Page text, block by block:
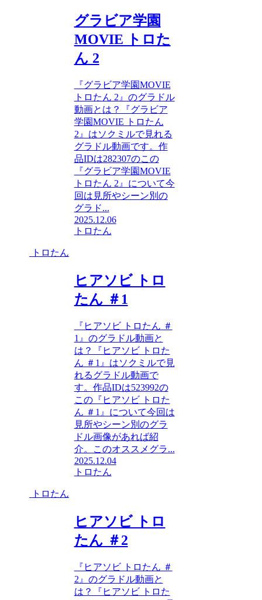
グラビア学園
MOVIE トロた
ん 2
『グラビア学園MOVIE
トロたん 2』のグラドル
動画とは？『グラビア
学園MOVIE トロたん
2』はソクミルで見れる
グラドル動画です。作
品IDは282307のこの
『グラビア学園MOVIE
トロたん 2』について今
回は見所やシーン別の
グラド...
2025.12.06
トロたん
トロたん
ヒアソビ トロ
たん ＃1
『ヒアソビ トロたん ＃
1』のグラドル動画と
は？『ヒアソビ トロた
ん ＃1』はソクミルで見
れるグラドル動画で
す。作品IDは523992の
この『ヒアソビ トロた
ん ＃1』について今回は
見所やシーン別のグラ
ドル画像があれば紹
介。このオススメグラ...
2025.12.04
トロたん
トロたん
ヒアソビ トロ
たん ＃2
『ヒアソビ トロたん ＃
2』のグラドル動画と
は？『ヒアソビ トロた